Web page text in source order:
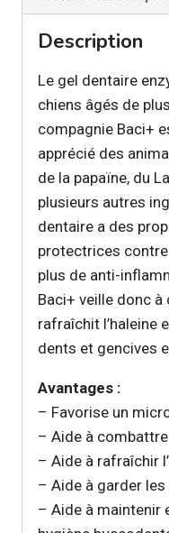
Description
Le gel dentaire
chiens âgés de
compagnie Baci+
apprécié des
de la papaïne, du
plusieurs autres
dentaire a des
protectrices
plus de anti-
Baci+ veille donc
rafraîchit l’haleine
dents et gencives
Avantages :
– Favorise un
– Aide à
– Aide à rafraîchir
– Aide à garder
– Aide à maintenir